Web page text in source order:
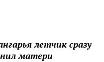
летчик сразу
матери